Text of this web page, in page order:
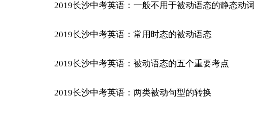
2019长沙中考英语：一般不用于被动语态的静态动词
2019长沙中考英语：常用时态的被动语态
2019长沙中考英语：被动语态的五个重要考点
2019长沙中考英语：两类被动句型的转换